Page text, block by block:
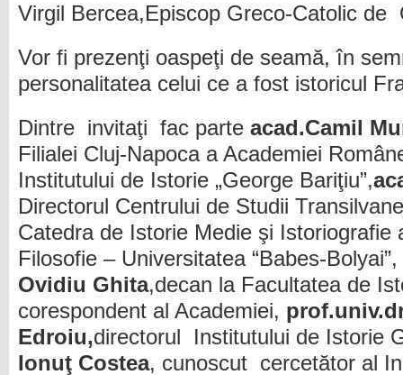
Virgil Bercea,Episcop Greco-Catolic de
Vor fi prezenţi oaspeţi de seamă, în
personalitatea celui ce a fost istoricul
Dintre invitaţi fac parte acad.Camil
Filialei Cluj-Napoca a Academiei
Institutului de Istorie „George Bariţiu”,
Directorul Centrului de Studii
Catedra de Istorie Medie şi Istoriografie
Filosofie – Universitatea “Babes-
Ovidiu Ghita,decan la Facultatea de
corespondent al Academiei,
Edroiu,directorul Institutului de Istorie
Ionuţ Costea, cunoscut cercetător al